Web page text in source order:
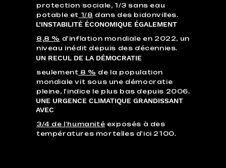
protection sociale, 1/3 sans eau
potable et 1/8 dans des bidonvilles.
L’INSTABILITÉ ÉCONOMIQUE ÉGALEMENT
8,8 % d'inflation mondiale en 2022, un
niveau inédit depuis des décennies.
UN RECUL DE LA DÉMOCRATIE
seulement 8 % de la population
mondiale vit sous une démocratie
pleine, l'indice le plus bas depuis 2006.
UNE URGENCE CLIMATIQUE GRANDISSANT
AVEC
3/4 de l'humanité exposés à des
températures mortelles d'ici 2100.